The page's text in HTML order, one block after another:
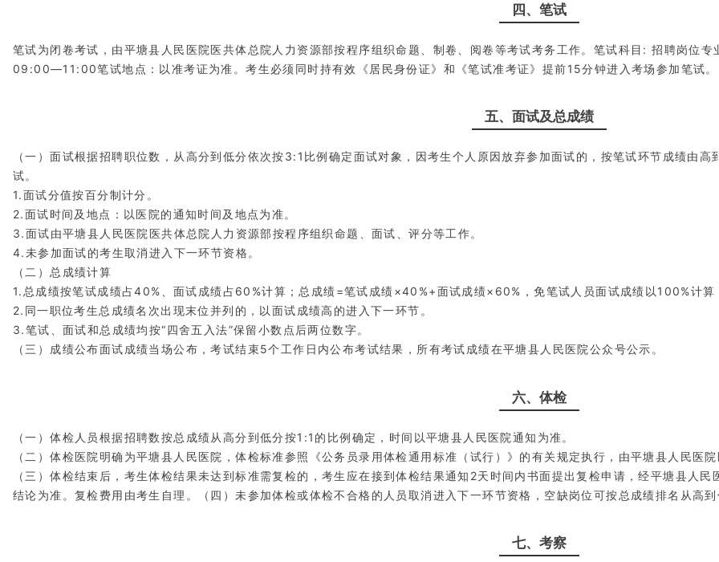
四、笔试
笔试为闭卷考试，由平塘县人民医院医共体总院人力资源部按程序组织命题、制卷、阅卷等考试考务工作。笔试科目: 招聘岗位
09:00—11:00笔试地点：以准考证为准。考生必须同时持有效《居民身份证》和《笔试准考证》提前15分钟进入考场参加笔试。
五、面试及总成绩
（一）面试根据招聘职位数，从高分到低分依次按3:1比例确定面试对象，因考生个人原因放弃参加面试的，按笔试环节成绩由
试。
1.面试分值按百分制计分。
2.面试时间及地点：以医院的通知时间及地点为准。
3.面试由平塘县人民医院医共体总院人力资源部按程序组织命题、面试、评分等工作。
4.未参加面试的考生取消进入下一环节资格。
（二）总成绩计算
1.总成绩按笔试成绩占40%、面试成绩占60%计算；总成绩=笔试成绩×40%+面试成绩×60%，免笔试人员面试成绩以100%计算
2.同一职位考生总成绩名次出现末位并列的，以面试成绩高的进入下一环节。
3.笔试、面试和总成绩均按“四舍五入法”保留小数点后两位数字。
（三）成绩公布面试成绩当场公布，考试结束5个工作日内公布考试结果，所有考试成绩在平塘县人民医院公众号公示。
六、体检
（一）体检人员根据招聘数按总成绩从高分到低分按1:1的比例确定，时间以平塘县人民医院通知为准。
（二）体检医院明确为平塘县人民医院，体检标准参照《公务员录用体检通用标准（试行）》的有关规定执行，由平塘县人民医
（三）体检结束后，考生体检结果未达到标准需复检的，考生应在接到体检结果通知2天时间内书面提出复检申请，经平塘县人
结论为准。复检费用由考生自理。（四）未参加体检或体检不合格的人员取消进入下一环节资格，空缺岗位可按总成绩排名从高
七、考察